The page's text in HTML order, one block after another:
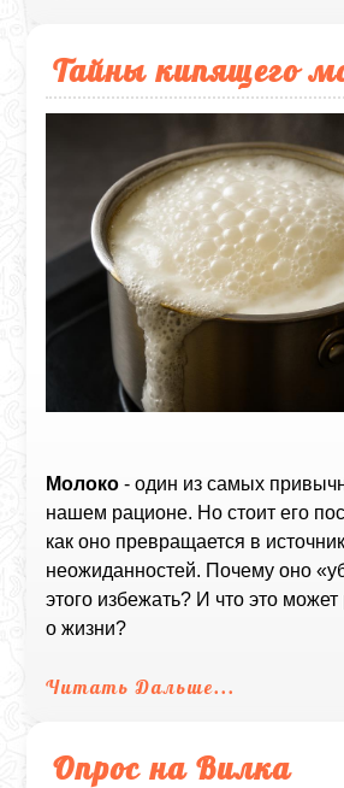
Тайны кипящего
Молоко - один из самых
нашем рационе. Но стоит его
как оно превращается в источник
неожиданностей. Почему оно
этого избежать? И что это может
о жизни?
Читать Дальше...
Опрос на Вилка